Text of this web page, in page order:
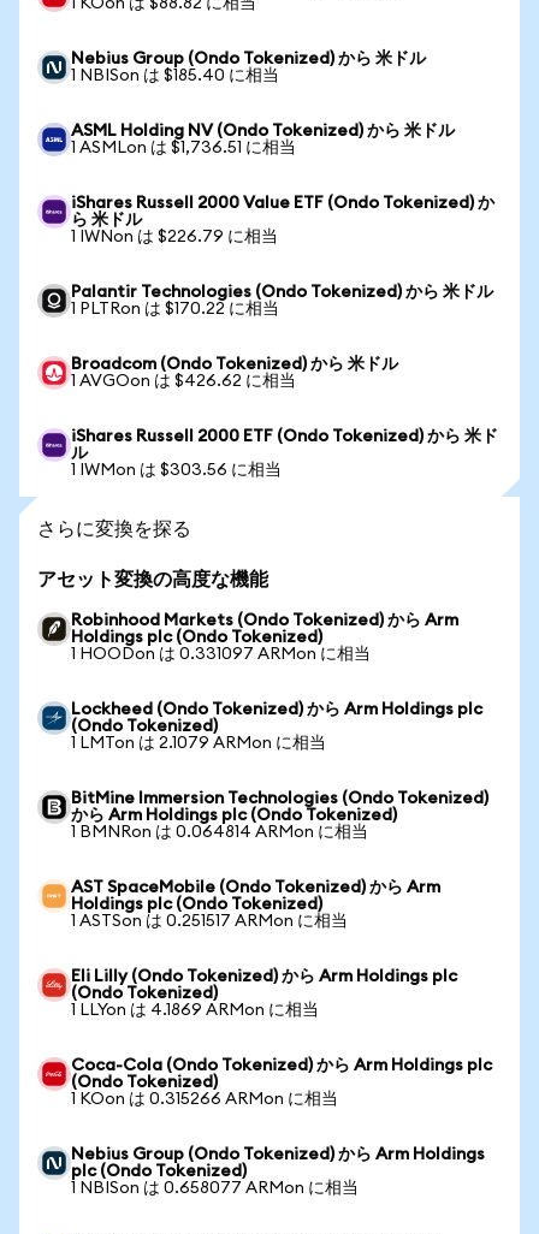
1 KOon は $88.82 に相当
Nebius Group (Ondo Tokenized) から 米ドル
1 NBISon は $185.40 に相当
ASML Holding NV (Ondo Tokenized) から 米ドル
1 ASMLon は $1,736.51 に相当
iShares Russell 2000 Value ETF (Ondo Tokenized) か
ら 米ドル
1 IWNon は $226.79 に相当
Palantir Technologies (Ondo Tokenized) から 米ドル
1 PLTRon は $170.22 に相当
Broadcom (Ondo Tokenized) から 米ドル
1 AVGOon は $426.62 に相当
iShares Russell 2000 ETF (Ondo Tokenized) から 米ド
ル
1 IWMon は $303.56 に相当
さらに変換を探る
アセット変換の高度な機能
Robinhood Markets (Ondo Tokenized) から Arm
Holdings plc (Ondo Tokenized)
1 HOODon は 0.331097 ARMon に相当
Lockheed (Ondo Tokenized) から Arm Holdings plc
(Ondo Tokenized)
1 LMTon は 2.1079 ARMon に相当
BitMine Immersion Technologies (Ondo Tokenized)
から Arm Holdings plc (Ondo Tokenized)
1 BMNRon は 0.064814 ARMon に相当
AST SpaceMobile (Ondo Tokenized) から Arm
Holdings plc (Ondo Tokenized)
1 ASTSon は 0.251517 ARMon に相当
Eli Lilly (Ondo Tokenized) から Arm Holdings plc
(Ondo Tokenized)
1 LLYon は 4.1869 ARMon に相当
Coca-Cola (Ondo Tokenized) から Arm Holdings plc
(Ondo Tokenized)
1 KOon は 0.315266 ARMon に相当
Nebius Group (Ondo Tokenized) から Arm Holdings
plc (Ondo Tokenized)
1 NBISon は 0.658077 ARMon に相当